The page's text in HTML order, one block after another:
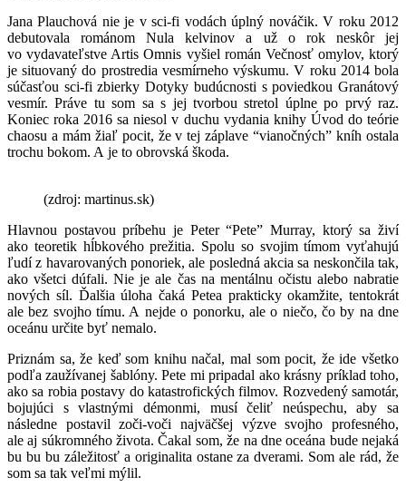
Jana Plauchová nie je v sci-fi vodách úplný nováčik. V roku 2012
debutovala románom Nula kelvinov a už o rok neskôr jej
vo vydavateľstve Artis Omnis vyšiel román Večnosť omylov, ktorý
je situovaný do prostredia vesmírneho výskumu. V roku 2014 bola
súčasťou sci-fi zbierky Dotyky budúcnosti s poviedkou Granátový
vesmír. Práve tu som sa s jej tvorbou stretol úplne po prvý raz.
Koniec roka 2016 sa niesol v duchu vydania knihy Úvod do teórie
chaosu a mám žiaľ pocit, že v tej záplave “vianočných” kníh ostala
trochu bokom. A je to obrovská škoda.
(zdroj: martinus.sk)
Hlavnou postavou príbehu je Peter “Pete” Murray, ktorý sa živí
ako teoretik hĺbkového prežitia. Spolu so svojim tímom vyťahujú
ľudí z havarovaných ponoriek, ale posledná akcia sa neskončila tak,
ako všetci dúfali. Nie je ale čas na mentálnu očistu alebo nabratie
nových síl. Ďalšia úloha čaká Petea prakticky okamžite, tentokrát
ale bez svojho tímu. A nejde o ponorku, ale o niečo, čo by na dne
oceánu určite byť nemalo.
Priznám sa, že keď som knihu načal, mal som pocit, že ide všetko
podľa zaužívanej šablóny. Pete mi pripadal ako krásny príklad toho,
ako sa robia postavy do katastrofických filmov. Rozvedený samotár,
bojujúci s vlastnými démonmi, musí čeliť neúspechu, aby sa
následne postavil zoči-voči najväčšej výzve svojho profesného,
ale aj súkromného života. Čakal som, že na dne oceána bude nejaká
bu bu bu záležitosť a originalita ostane za dverami. Som ale rád, že
som sa tak veľmi mýlil.